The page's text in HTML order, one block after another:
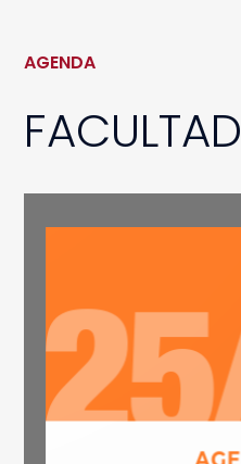
AGENDA
FACULTAD